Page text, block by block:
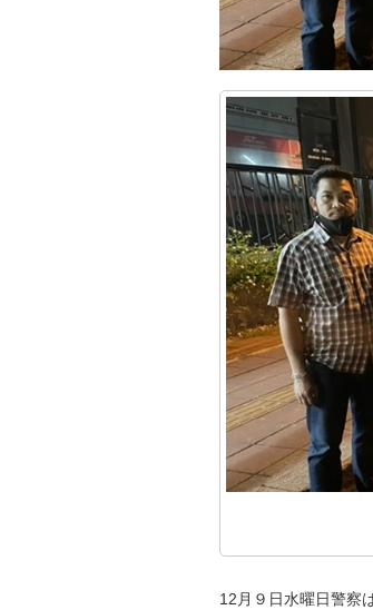
12月９日水曜日警察